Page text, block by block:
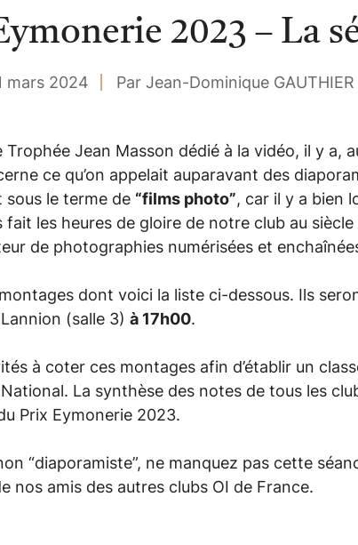
2023 – La
mars 2024 Par Jean-Dominique GAUTHIER
Trophée Jean Masson dédié à la vidéo, il y a,
ce qu’on appelait auparavant des
le terme de “films photo”, car il y a bien
fait les heures de gloire de notre club au
de photographies numérisées et
dont voici la liste ci-dessous. Ils
(salle 3) à 17h00.
à coter ces montages afin d’établir un
La synthèse des notes de tous les
Prix Eymonerie 2023.
“diaporamiste”, ne manquez pas cette
nos amis des autres clubs OI de France.